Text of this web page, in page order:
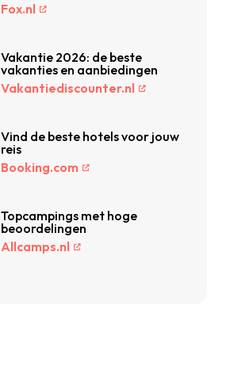
Fox.nl
Vakantie 2026: de beste
vakanties en aanbiedingen
Vakantiediscounter.nl
Vind de beste hotels voor jouw
reis
Booking.com
Topcampings met hoge
beoordelingen
Allcamps.nl